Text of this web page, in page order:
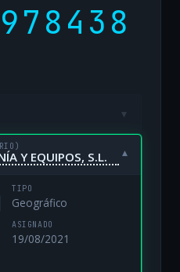
▾
Y EQUIPOS, S.L. ▾
TIPO
Geográfico
ASIGNADO
19/08/2021